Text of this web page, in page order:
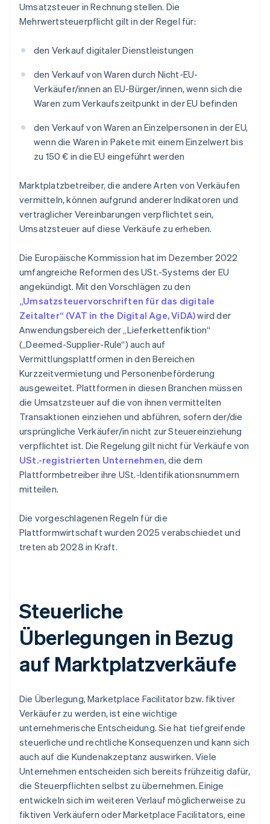
Umsatzsteuer in Rechnung stellen. Die
Mehrwertsteuerpflicht gilt in der Regel für:
den Verkauf digitaler Dienstleistungen
den Verkauf von Waren durch Nicht-EU-
Verkäufer/innen an EU-Bürger/innen, wenn sich die
Waren zum Verkaufszeitpunkt in der EU befinden
den Verkauf von Waren an Einzelpersonen in der EU,
wenn die Waren in Pakete mit einem Einzelwert bis
zu 150 € in die EU eingeführt werden
Marktplatzbetreiber, die andere Arten von Verkäufen
vermitteln, können aufgrund anderer Indikatoren und
vertraglicher Vereinbarungen verpflichtet sein,
Umsatzsteuer auf diese Verkäufe zu erheben.
Die Europäische Kommission hat im Dezember 2022
umfangreiche Reformen des USt.-Systems der EU
angekündigt. Mit den Vorschlägen zu den
„Umsatzsteuervorschriften für das digitale
Zeitalter“ (VAT in the Digital Age, ViDA)wird der
Anwendungsbereich der „Lieferkettenfiktion“
(„Deemed-Supplier-Rule“) auch auf
Vermittlungsplattformen in den Bereichen
Kurzzeitvermietung und Personenbeförderung
ausgeweitet. Plattformen in diesen Branchen müssen
die Umsatzsteuer auf die von ihnen vermittelten
Transaktionen einziehen und abführen, sofern der/die
ursprüngliche Verkäufer/in nicht zur Steuereinziehung
verpflichtet ist. Die Regelung gilt nicht für Verkäufe von
USt.-registrierten Unternehmen, die dem
Plattformbetreiber ihre USt.-Identifikationsnummern
mitteilen.
Die vorgeschlagenen Regeln für die
Plattformwirtschaft wurden 2025 verabschiedet und
treten ab 2028 in Kraft.
Steuerliche
Überlegungen in Bezug
auf Marktplatzverkäufe
Die Überlegung, Marketplace Facilitator bzw. fiktiver
Verkäufer zu werden, ist eine wichtige
unternehmerische Entscheidung. Sie hat tiefgreifende
steuerliche und rechtliche Konsequenzen und kann sich
auch auf die Kundenakzeptanz auswirken. Viele
Unternehmen entscheiden sich bereits frühzeitig dafür,
die Steuerpflichten selbst zu übernehmen. Einige
entwickeln sich im weiteren Verlauf möglicherweise zu
fiktiven Verkäufern oder Marketplace Facilitators, eine